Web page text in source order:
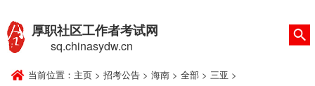
厚职社区工作者考试网
sq.chinasydw.cn
当前位置： 主页 > 招考公告 > 海南 > 全部 > 三亚 >